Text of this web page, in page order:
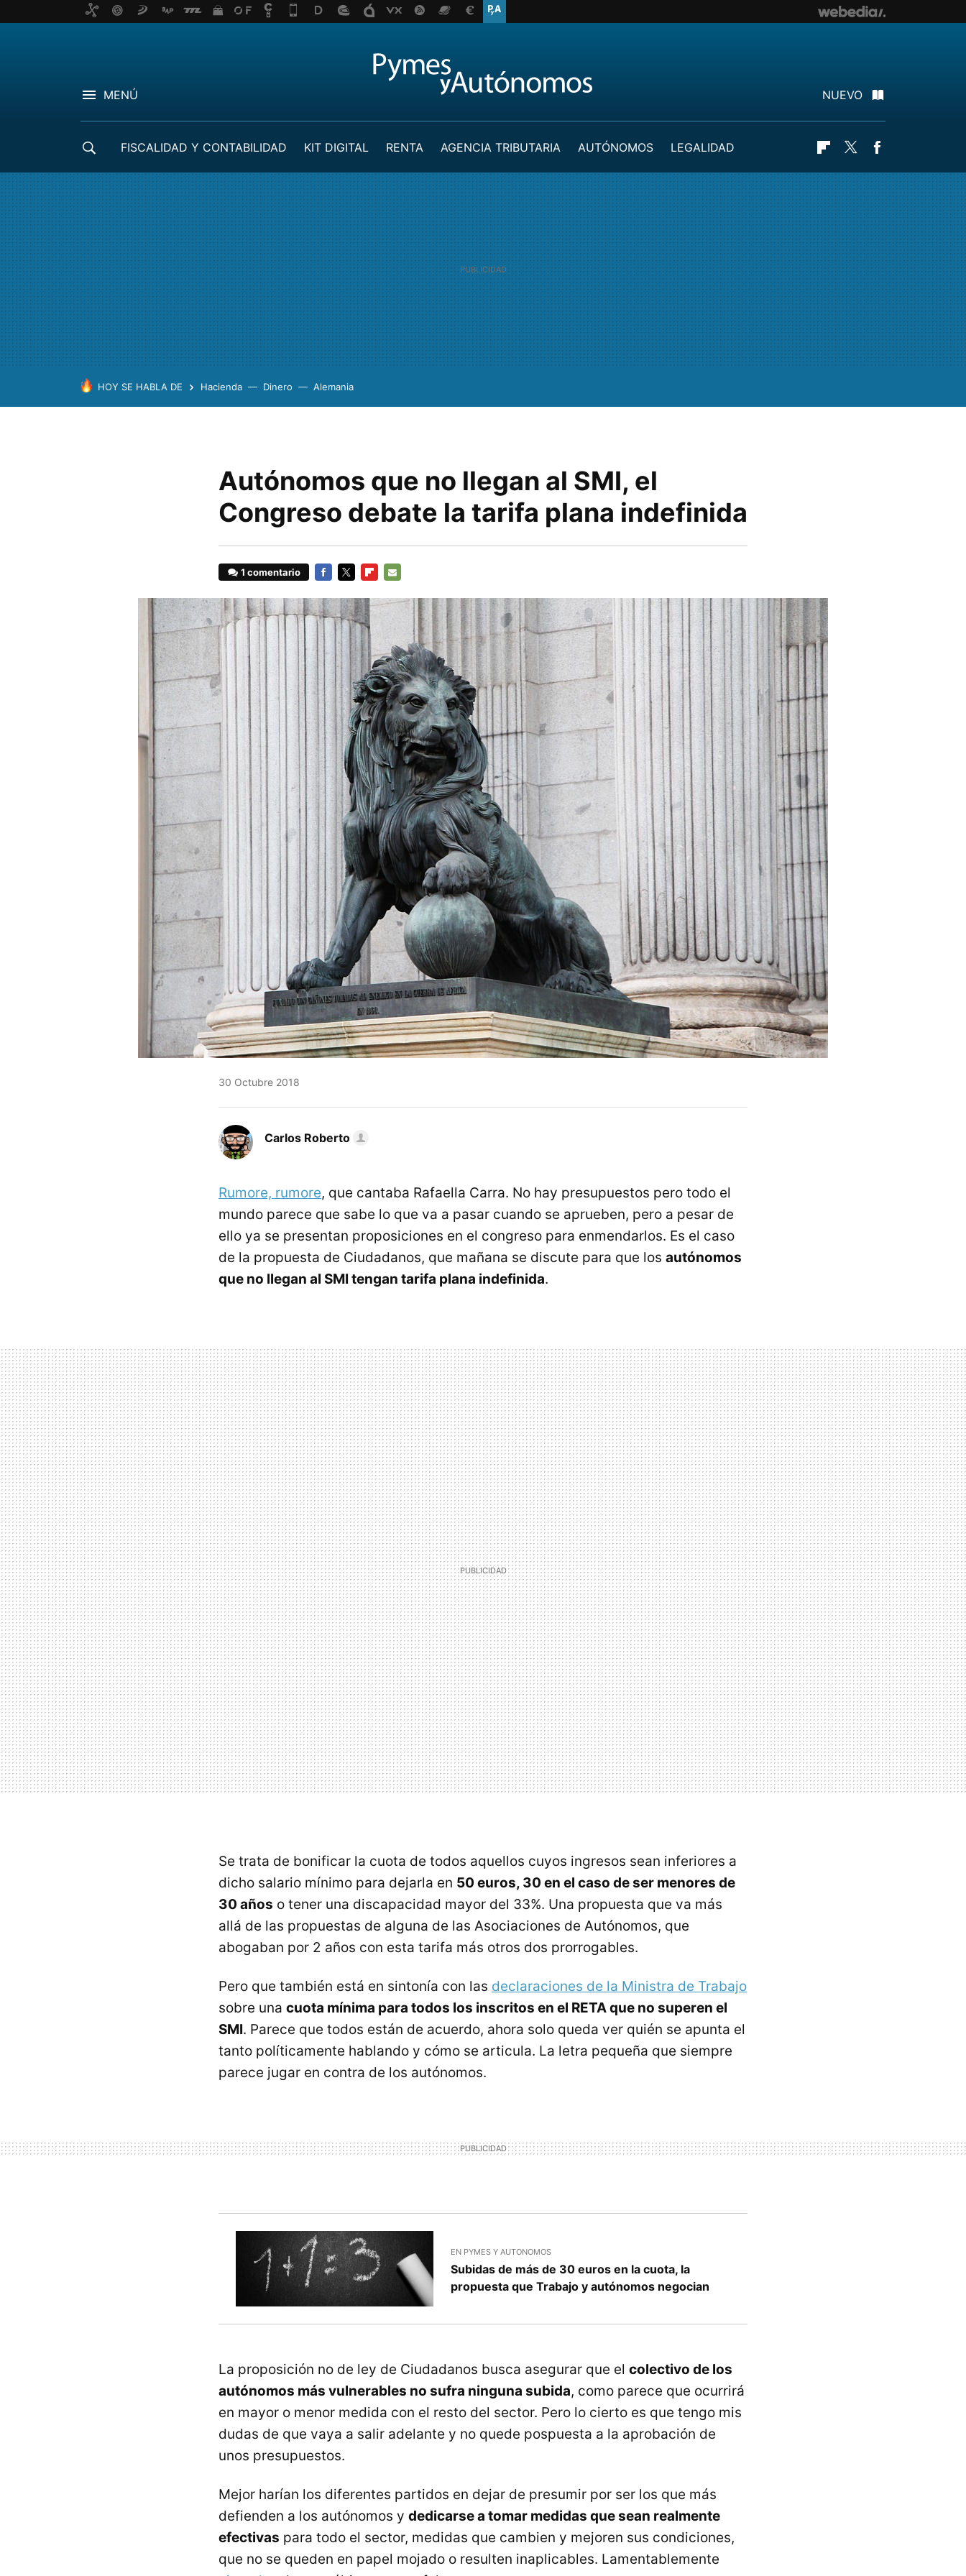
MENÚ NUEVO
FISCALIDAD Y CONTABILIDAD KIT DIGITAL RENTA AGENCIA TRIBUTARIA AUTÓNOMOS
LEGALIDAD
Flipboard
Twitter
HOY SE HABLA DE Hacienda Dinero Alemania
Autónomos que no llegan al SMI, el
Congreso debate la tarifa plana indefinida
1 comentario
MAIL
30 Octubre 2018
Carlos Roberto
Rumore, rumore, que cantaba Rafaella Carra. No hay presupuestos pero todo el
mundo parece que sabe lo que va a pasar cuando se aprueben, pero a pesar de
ello ya se presentan proposiciones en el congreso para enmendarlos. Es el caso
de la propuesta de Ciudadanos, que mañana se discute para que los autónomos
que no llegan al SMI tengan tarifa plana indefinida.
Se trata de bonificar la cuota de todos aquellos cuyos ingresos sean inferiores a
dicho salario mínimo para dejarla en 50 euros, 30 en el caso de ser menores de
30 años o tener una discapacidad mayor del 33%. Una propuesta que va más
allá de las propuestas de alguna de las Asociaciones de Autónomos, que
abogaban por 2 años con esta tarifa más otros dos prorrogables.
Pero que también está en sintonía con las declaraciones de la Ministra de Trabajo
sobre una cuota mínima para todos los inscritos en el RETA que no superen el
SMI. Parece que todos están de acuerdo, ahora solo queda ver quién se apunta el
tanto políticamente hablando y cómo se articula. La letra pequeña que siempre
parece jugar en contra de los autónomos.
EN PYMES Y AUTONOMOS
Subidas de más de 30 euros en la cuota, la
propuesta que Trabajo y autónomos negocian
La proposición no de ley de Ciudadanos busca asegurar que el colectivo de los
autónomos más vulnerables no sufra ninguna subida, como parece que ocurrirá
en mayor o menor medida con el resto del sector. Pero lo cierto es que tengo mis
dudas de que vaya a salir adelante y no quede pospuesta a la aprobación de
unos presupuestos.
Mejor harían los diferentes partidos en dejar de presumir por ser los que más
defienden a los autónomos y dedicarse a tomar medidas que sean realmente
efectivas para todo el sector, medidas que cambien y mejoren sus condiciones,
que no se queden en papel mojado o resulten inaplicables. Lamentablemente